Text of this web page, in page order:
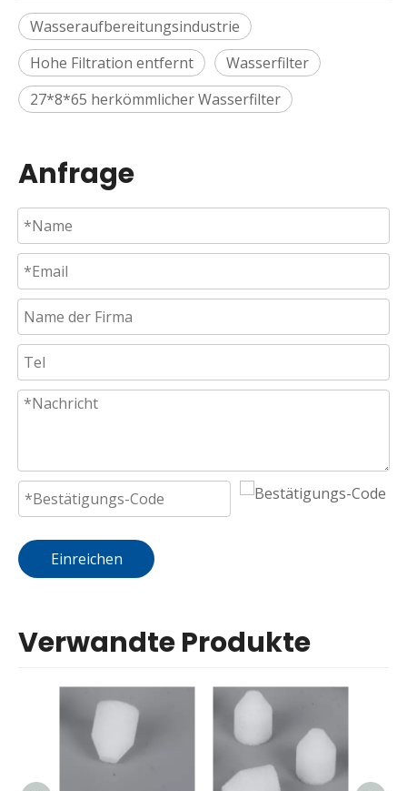
Wasseraufbereitungsindustrie
Hohe Filtration entfernt
Wasserfilter
27*8*65 herkömmlicher Wasserfilter
Anfrage
Einreichen
Verwandte Produkte